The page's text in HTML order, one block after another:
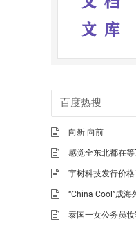
向新 向前
感觉全东北都在
宇树科技发行价
“China Cool”成海
泰国一女公务员